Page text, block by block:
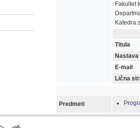
Fakultet
Katedra
Titula
Nastava
E-mail
Lična
Predmeti